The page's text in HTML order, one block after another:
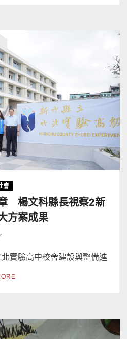
會
楊文科縣長視察2新
方案成果
實驗高中校舍建設與整備進